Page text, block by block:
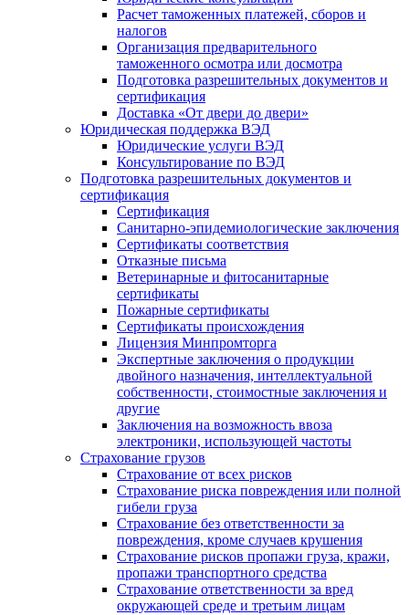
Расчет таможенных платежей, сборов и
налогов
Организация предварительного
таможенного осмотра или досмотра
Подготовка разрешительных документов и
сертификация
Доставка «От двери до двери»
Юридическая поддержка ВЭД
Юридические услуги ВЭД
Консультирование по ВЭД
Подготовка разрешительных документов и
сертификация
Сертификация
Санитарно-эпидемиологические заключения
Сертификаты соответствия
Отказные письма
Ветеринарные и фитосанитарные
сертификаты
Пожарные сертификаты
Сертификаты происхождения
Лицензия Минпромторга
Экспертные заключения о продукции
двойного назначения, интеллектуальной
собственности, стоимостные заключения и
другие
Заключения на возможность ввоза
электроники, использующей частоты
Страхование грузов
Страхование от всех рисков
Страхование риска повреждения или полной
гибели груза
Страхование без ответственности за
повреждения, кроме случаев крушения
Страхование рисков пропажи груза, кражи,
пропажи транспортного средства
Страхование ответственности за вред
окружающей среде и третьим лицам